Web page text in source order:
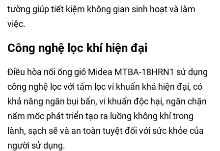
tường giúp tiết kiệm không gian sinh hoạt và làm
việc.
Công nghệ lọc khí hiện đại
Điều hòa nối ống gió Midea MTBA-18HRN1 sử dụng
công nghệ lọc với tấm lọc vi khuẩn khá hiện đại, có
khả năng ngăn bụi bẩn, vi khuẩn độc hại, ngăn chặn
nấm mốc phát triển tạo ra luồng không khí trong
lành, sạch sẽ và an toàn tuyệt đối với sức khỏe của
người sử dụng.